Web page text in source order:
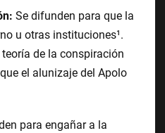
Se difunden para que la
u otras instituciones¹.
de la conspiración
el alunizaje del Apolo
para engañar a la